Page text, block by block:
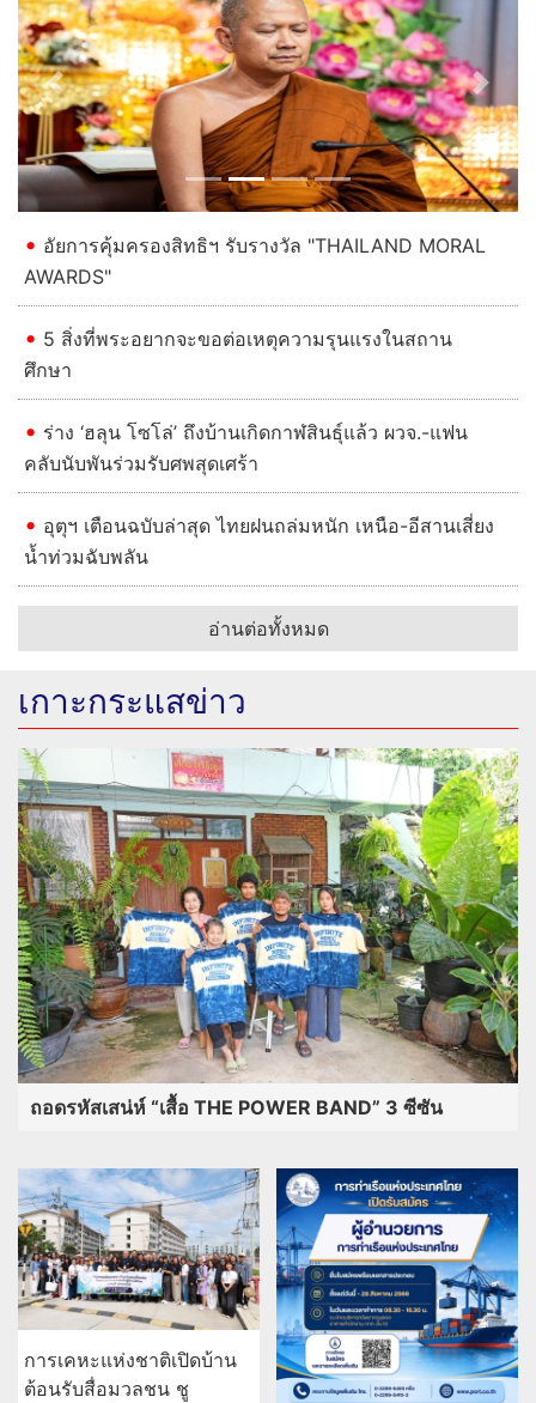
Previous Next
อัยการคุ้มครองสิทธิฯ รับรางวัล "THAILAND MORAL
AWARDS"
5 สิ่งที่พระอยากจะขอต่อเหตุความรุนแรงในสถาน
ศึกษา
ร่าง ‘ฮลุน โซโล่’ ถึงบ้านเกิดกาฬสินธุ์แล้ว ผวจ.-แฟน
คลับนับพันร่วมรับศพสุดเศร้า
อุตุฯ เตือนฉบับล่าสุด ไทยฝนถล่มหนัก เหนือ-อีสานเสี่ยง
น้ำท่วมฉับพลัน
อ่านต่อทั้งหมด
เกาะกระแสข่าว
ถอดรหัสเสน่ห์ “เสื้อ THE POWER BAND” 3 ซีซัน
การเคหะแห่งชาติเปิดบ้าน
ต้อนรับสื่อมวลชน ชู